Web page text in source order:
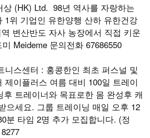
상 (HK) Ltd. 98년 역사를 자랑하는
1위 기업인 유한양행 산하 유한건강
변산반도 자사 농장에서 직접 키운
Meideme 문의전화 67686550
스센터 : 홍콩한인 최초 퍼스널 및
제이플러스 여름 대비 100일 트레이
후 트레이너와 목표로한 몸 완성후 캐
으세요. 그룹 트레이닝 매일 오후 12
분 타임 2명 추가 모집합니다. (정